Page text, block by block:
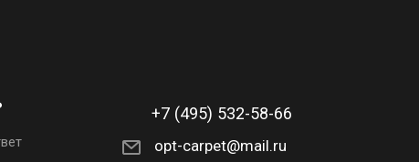
+7 (495) 532-58-66
opt-carpet@mail.ru